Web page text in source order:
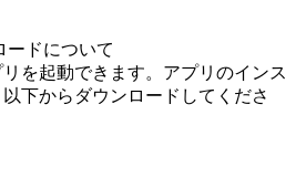
ードについて
を起動できます。アプリのインス
下からダウンロードしてくださ